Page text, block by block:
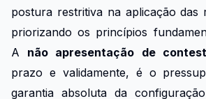
postura restritiva na aplicação das
priorizando os princípios
A não apresentação de
prazo e validamente, é o
garantia absoluta da